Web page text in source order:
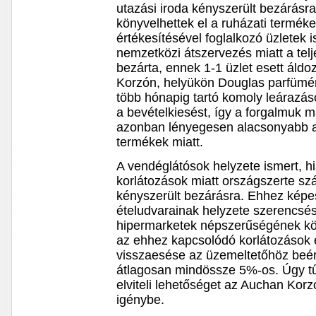
utazási iroda kényszerült
könyvelhettek el a ruházati
értékesítésével foglalkozó üzletek
nemzetközi átszervezés miatt a
bezárta, ennek 1-1 üzlet esett
Korzón, helyükön Douglas
több hónapig tartó komoly
a bevételkiesést, így a forgalmuk
azonban lényegesen alacsonyabb
termékek miatt.
A vendéglátósok helyzete ismert,
korlátozások miatt országszerte
kényszerült bezárásra. Ehhez
ételudvarainak helyzete
hipermarketek népszerűségének
az ehhez kapcsolódó korlátozások
visszaesése az üzemeltetőhöz
átlagosan mindössze 5%-os. Úgy
elviteli lehetőséget az Auchan
igénybe.